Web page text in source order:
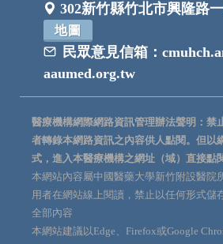
302新竹縣竹北市興隆路
地圖
民眾意見信箱：
aaumed.org.tw
醫療機構網際網路資訊管理辦法聲明：禁
者轉錄本網路資訊之內容供人點閱。但以
式，進入本醫療機構之網址（域）直接點
本網站內容屬中國醫藥大學新竹附設醫院
用者在網站線上閱讀，禁止以任何形式儲
全部內容
本網站建議以Edge、Firefox或Google